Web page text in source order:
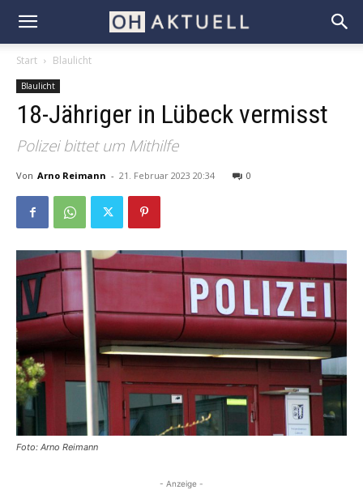
Start Blaulicht
Blaulicht
18-Jähriger in Lübeck vermisst
Polizei bittet um Mithilfe
Von Arno Reimann - 21. Februar 2023 20:34 0
Foto: Arno Reimann
- Anzeige -